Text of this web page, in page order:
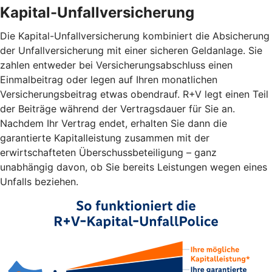
Kapital-Unfallversicherung
Die Kapital-Unfallversicherung kombiniert die Absicherung
der Unfallversicherung mit einer sicheren Geldanlage. Sie
zahlen entweder bei Versicherungsabschluss einen
Einmalbeitrag oder legen auf Ihren monatlichen
Versicherungsbeitrag etwas obendrauf. R+V legt einen Teil
der Beiträge während der Vertragsdauer für Sie an.
Nachdem Ihr Vertrag endet, erhalten Sie dann die
garantierte Kapitalleistung zusammen mit der
erwirtschafteten Überschussbeteiligung – ganz
unabhängig davon, ob Sie bereits Leistungen wegen eines
Unfalls beziehen.